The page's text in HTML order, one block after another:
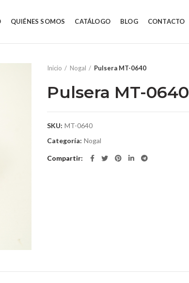
QUIÉNES SOMOS CATÁLOGO BLOG CONTACTO
Inicio Nogal Pulsera MT-0640
Pulsera MT-0640
SKU: MT-0640
Categoría: Nogal
Compartir